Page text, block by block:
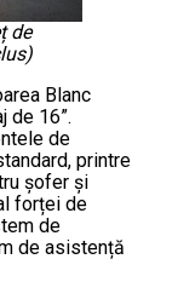
de
Blanc
de 16”.
de
printre
șofer și
forței de
de
de asistență